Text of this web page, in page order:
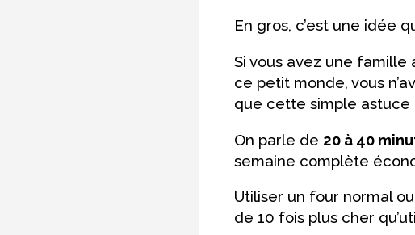
En gros, c’est une idée
Si vous avez une
ce petit monde, vous
que cette simple astuce
On parle de 20 à 40
semaine complète
Utiliser un four normal
de 10 fois plus cher